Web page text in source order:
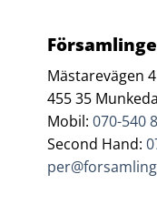
Mästarevägen 4
455 35
Mobil:070-540
Second Hand: